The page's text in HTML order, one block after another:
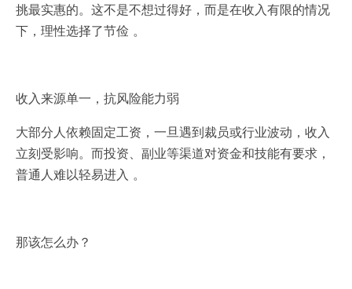
挑最实惠的。这不是不想过得好，而是‌在收入有限的情况
下，理性选择了节俭‌ 。
收入来源单一，抗风险能力弱‌
大部分人依赖固定工资，一旦遇到裁员或行业波动，收入
立刻受影响。而投资、副业等渠道对资金和技能有要求，
普通人难以轻易进入 。
那该怎么办？‌